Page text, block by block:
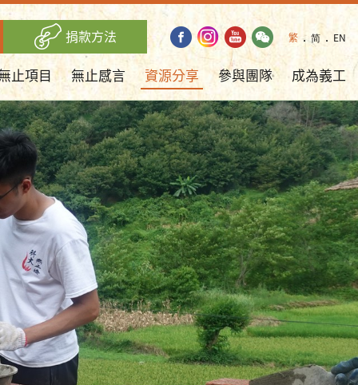
捐款方法 繁 ． 简． EN
止項目 無止感言 資源分享 參與團隊 成為義工